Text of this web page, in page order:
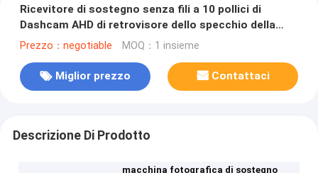
Ricevitore di sostegno senza fili a 10 pollici di
Dashcam AHD di retrovisore dello specchio della
macchina fotografica di rv
Prezzo：negotiable MOQ：1 insieme
Miglior prezzo Contattaci
Descrizione Di Prodotto
macchina fotografica di sostegno